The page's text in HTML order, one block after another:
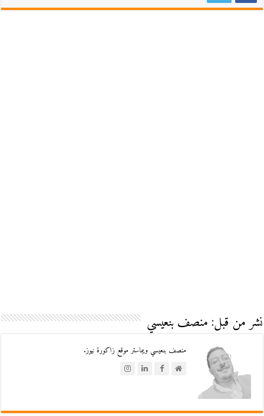
نشر من قبل: منصف بنعيسي
منصف بنعيسي ويبماستر موقع زاكورة نيوز.